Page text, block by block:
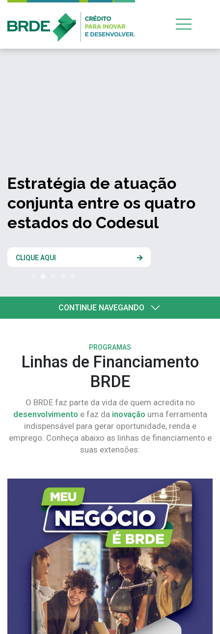
Estratégia de atuação
conjunta entre os quatro
estados do Codesul
CLIQUE AQUI
CONTINUE NAVEGANDO
PROGRAMAS
Linhas de Financiamento
BRDE
O BRDE faz parte da vida de quem acredita no
desenvolvimento e faz da inovação uma ferramenta
indispensável para gerar oportunidade, renda e
emprego. Conheça abaixo as linhas de financiamento e
suas extensões: